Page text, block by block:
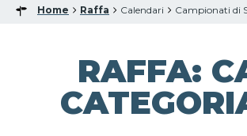
Home Raffa Calendari Campionati di
RAFFA: